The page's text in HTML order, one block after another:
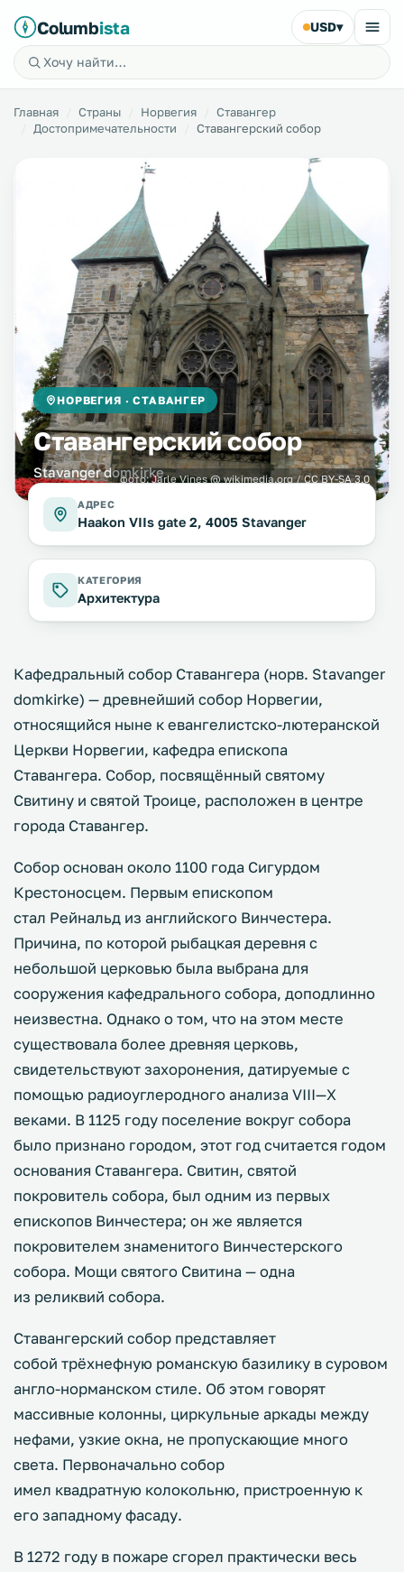
Columbista USD▾
Главная Страны Норвегия
Ставангер
Достопримечательности
Ставангерский собор
НОРВЕГИЯ · СТАВАНГЕР
Ставангерский собор
Stavanger domkirke
фото:Jarle Vines@ wikimedia.org /CC BY-SA 3.0
АДРЕС
Haakon VIIs gate 2, 4005 Stavanger
КАТЕГОРИЯ
Архитектура
Кафедральный собор Ставангера (норв. Stavanger
domkirke) — древнейший собор Норвегии,
относящийся ныне к евангелистско-лютеранской
Церкви Норвегии, кафедра епископа
Ставангера. Собор, посвящённый святому
Свитину и святой Троице, расположен в центре
города Ставангер.
Собор основан около 1100 года Сигурдом
Крестоносцем. Первым епископом
стал Рейнальд из английского Винчестера.
Причина, по которой рыбацкая деревня с
небольшой церковью была выбрана для
сооружения кафедрального собора, доподлинно
неизвестна. Однако о том, что на этом месте
существовала более древняя церковь,
свидетельствуют захоронения, датируемые с
помощью радиоуглеродного анализа VIII—X
веками. В 1125 году поселение вокруг собора
было признано городом, этот год считается годом
основания Ставангера. Свитин, святой
покровитель собора, был одним из первых
епископов Винчестера; он же является
покровителем знаменитого Винчестерского
собора. Мощи святого Свитина — одна
из реликвий собора.
Ставангерский собор представляет
собой трёхнефную романскую базилику в суровом
англо-норманском стиле. Об этом говорят
массивные колонны, циркульные аркады между
нефами, узкие окна, не пропускающие много
света. Первоначально собор
имел квадратную колокольню, пристроенную к
его западному фасаду.
В 1272 году в пожаре сгорел практически весь